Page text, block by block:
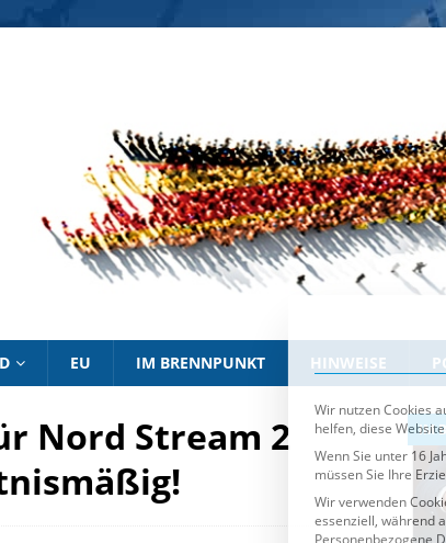
EU IM BRENNPUNKT HINWEISE
Nord Stream 2
IM BRENNPUNKT IM
Wir nutzen Cookies
helfen, diese
Wenn Sie unter 16
müssen Sie Ihre
Wir verwenden
essenziell, während
Personenbezogene
personalisierte
Informationen über
Es folgt eine
Essenziell